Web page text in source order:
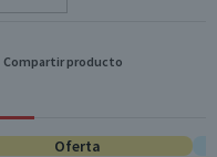
Compartir producto
Oferta